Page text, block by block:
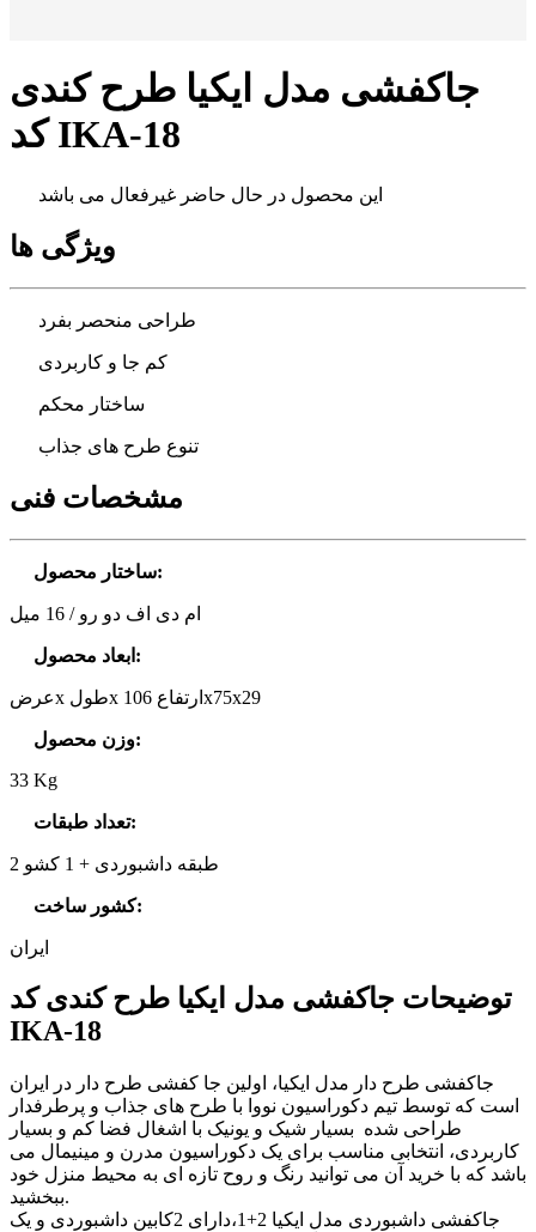
جاکفشی مدل ایکیا طرح کندی
کد IKA-18
این محصول در حال حاضر غیرفعال می باشد
ویژگی ها
طراحی منحصر بفرد
کم جا و کاربردی
ساختار محکم
تنوع طرح های جذاب
مشخصات فنی
ساختار محصول:
ام دی اف دو رو / 16 میل
ابعاد محصول :
عرضx طولx ارتفاع 106x75x29
وزن محصول:
33 Kg
تعداد طبقات:
2 طبقه داشبوردی + 1 کشو
کشور ساخت:
ایران
توضیحات جاکفشی مدل ایکیا طرح کندی کد
IKA-18
جاکفشی طرح دار مدل ایکیا، اولین جا کفشی طرح دار در ایران
است که توسط تیم دکوراسیون نووا با طرح های جذاب و پرطرفدار
طراحی شده بسیار شیک و یونیک با اشغال فضا کم و بسیار
کاربردی، انتخابی مناسب برای یک دکوراسیون مدرن و مینیمال می
باشد که با خرید آن می توانید رنگ و روح تازه ای به محیط منزل خود
ببخشید.
جاکفشی داشبوردی مدل ایکیا 2+1،دارای 2کابین داشبوردی و یک